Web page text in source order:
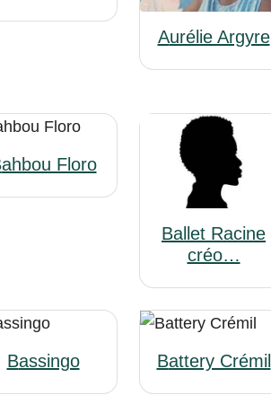
Aurélie Argyre
Bahbou Floro
Ballet Racine
créo…
Bassingo Battery Crémil